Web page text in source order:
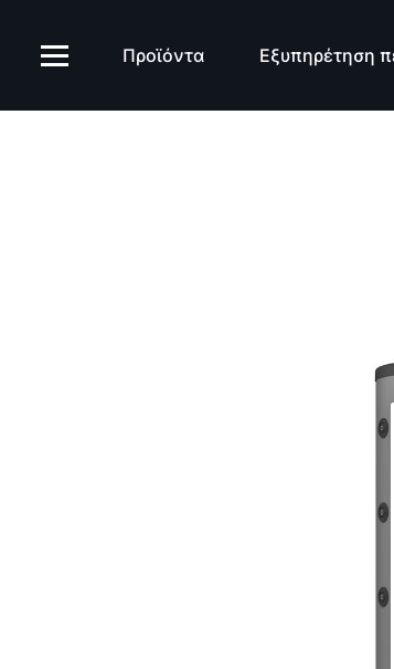
Προϊόντα Εξυπηρέτηση
SPU-2 έως 5000L